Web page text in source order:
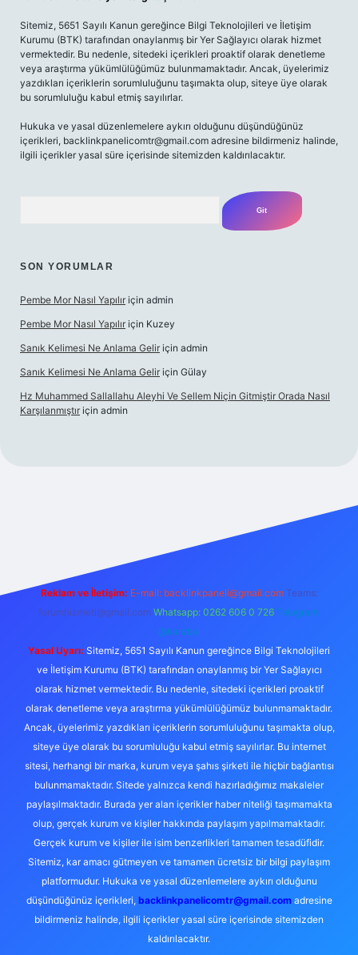
Sitemiz, 5651 Sayılı Kanun gereğince Bilgi Teknolojileri ve İletişim
Kurumu (BTK) tarafından onaylanmış bir Yer Sağlayıcı olarak hizmet
vermektedir. Bu nedenle, sitedeki içerikleri proaktif olarak denetleme
veya araştırma yükümlülüğümüz bulunmamaktadır. Ancak, üyelerimiz
yazdıkları içeriklerin sorumluluğunu taşımakta olup, siteye üye olarak
bu sorumluluğu kabul etmiş sayılırlar.
Hukuka ve yasal düzenlemelere aykırı olduğunu düşündüğünüz
içerikleri, backlinkpanelicomtr@gmail.com adresine bildirmeniz halinde,
ilgili içerikler yasal süre içerisinde sitemizden kaldırılacaktır.
SON YORUMLAR
Pembe Mor Nasıl Yapılır için admin
Pembe Mor Nasıl Yapılır için Kuzey
Sanık Kelimesi Ne Anlama Gelir için admin
Sanık Kelimesi Ne Anlama Gelir için Gülay
Hz Muhammed Sallallahu Aleyhi Ve Sellem Niçin Gitmiştir Orada Nasıl
Karşılanmıştır için admin
Reklam ve İletişim: E-mail: backlinkpaneli@gmail.com Teams:
forumhizmeti@gmail.com Whatsapp: 0262 606 0 726 Telegram:
@karabul
Yasal Uyarı: Sitemiz, 5651 Sayılı Kanun gereğince Bilgi Teknolojileri
ve İletişim Kurumu (BTK) tarafından onaylanmış bir Yer Sağlayıcı
olarak hizmet vermektedir. Bu nedenle, sitedeki içerikleri proaktif
olarak denetleme veya araştırma yükümlülüğümüz bulunmamaktadır.
Ancak, üyelerimiz yazdıkları içeriklerin sorumluluğunu taşımakta olup,
siteye üye olarak bu sorumluluğu kabul etmiş sayılırlar. Bu internet
sitesi, herhangi bir marka, kurum veya şahıs şirketi ile hiçbir bağlantısı
bulunmamaktadır. Sitede yalnızca kendi hazırladığımız makaleler
paylaşılmaktadır. Burada yer alan içerikler haber niteliği taşımamakta
olup, gerçek kurum ve kişiler hakkında paylaşım yapılmamaktadır.
Gerçek kurum ve kişiler ile isim benzerlikleri tamamen tesadüfidir.
Sitemiz, kar amacı gütmeyen ve tamamen ücretsiz bir bilgi paylaşım
platformudur. Hukuka ve yasal düzenlemelere aykırı olduğunu
düşündüğünüz içerikleri, backlinkpanelicomtr@gmail.comadresine
bildirmeniz halinde, ilgili içerikler yasal süre içerisinde sitemizden
kaldırılacaktır.